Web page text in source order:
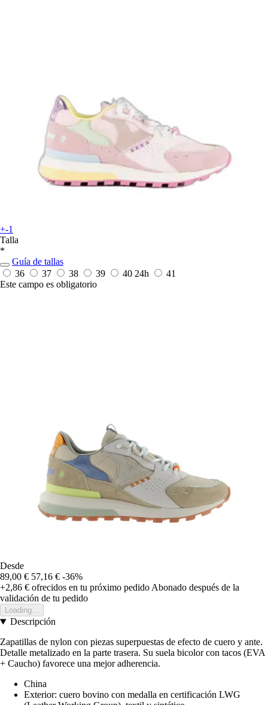
+-1
Talla
*
Guía de tallas
36
37 38 39 40 24h
41
Este campo es obligatorio
Desde
89,00 € 57,16 € -36%
+2,86 € ofrecidos en tu próximo pedido Abonado después de la
validación de tu pedido
Loading...
Descripción
Zapatillas de nylon con piezas superpuestas de efecto de cuero y ante.
Detalle metalizado en la parte trasera. Su suela bicolor con tacos (EVA
+ Caucho) favorece una mejor adherencia.
China
Exterior: cuero bovino con medalla en certificación LWG